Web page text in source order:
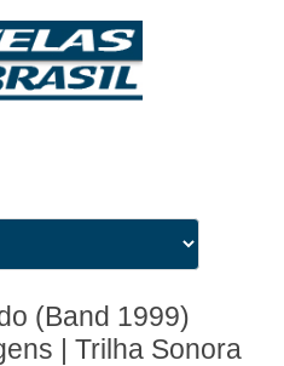
(Band 1999)
| Trilha Sonora